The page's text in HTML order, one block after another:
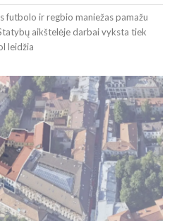
futbolo ir regbio maniežas pamažu
aikštelėje darbai vyksta tiek
leidžia